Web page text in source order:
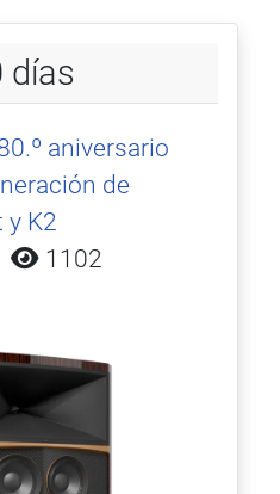
días
aniversario
de
y K2
1102